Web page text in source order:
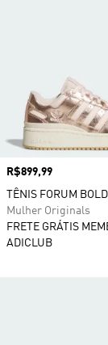
Preço
R$899,99
TÊNIS FORUM
Mulher Originals
FRETE GRÁTIS
ADICLUB